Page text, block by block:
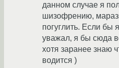
данном случае я
шизофрению,
погуглить. Если бы
уважал, я бы сюда
хотя заранее знаю
водится )